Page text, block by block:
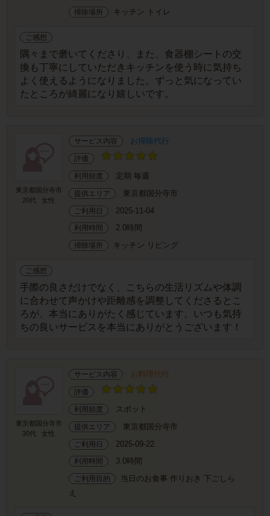
掃除場所 キッチン トイレ
ご感想
隅々まで磨いてくださり、また、食器棚シートの交
換も丁寧にしていただきキッチンを使う時に気持ち
よく使えるようになりました。ずっと気になってい
たところが綺麗になり嬉しいです。
東京都国分寺市
20代
女性
サービス内容 お掃除代行
評価
利用頻度 定期 毎週
提供エリア 東京都国分寺市
ご利用日 2025-11-04
利用時間 2.0時間
掃除場所 キッチン リビング
ご感想
手際の良さだけでなく、こちらの生活リズムや体調
に合わせて声かけや距離感を調整してくださるとこ
ろが、本当にありがたく感じています。いつも気持
ちの良いサービスを本当にありがとうございます！
東京都国分寺市
30代
女性
サービス内容 お料理代行
評価
利用頻度 スポット
提供エリア 東京都国分寺市
ご利用日 2025-09-22
利用時間 3.0時間
ご利用目的
当日のお食事 作りおき 下ごしら
え